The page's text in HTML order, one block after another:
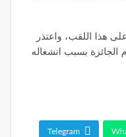
هذا اللقب، واعتذر
بسبب انشغاله
Telegram